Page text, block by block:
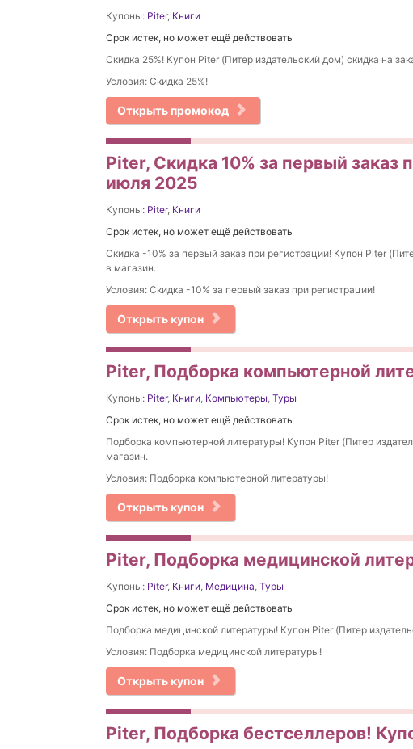
Купоны: Piter, Книги
Срок истек, но может ещё действовать
Скидка 25%! Купон Piter (Питер издательский дом) скидка на
Условия: Скидка 25%!
Открыть промокод
Piter, Скидка 10% за первый заказ
июля 2025
Купоны: Piter, Книги
Срок истек, но может ещё действовать
Скидка -10% за первый заказ при регистрации! Купон Piter
в магазин.
Условия: Скидка -10% за первый заказ при регистрации!
Открыть купон
Piter, Подборка компьютерной
Купоны: Piter, Книги, Компьютеры, Туры
Срок истек, но может ещё действовать
Подборка компьютерной литературы! Купон Piter (Питер
магазин.
Условия: Подборка компьютерной литературы!
Открыть купон
Piter, Подборка медицинской
Купоны: Piter, Книги, Медицина, Туры
Срок истек, но может ещё действовать
Подборка медицинской литературы! Купон Piter (Питер
Условия: Подборка медицинской литературы!
Открыть купон
Piter, Подборка бестселлеров!